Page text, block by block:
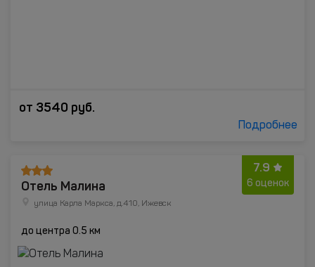
от 3540 руб.
Подробнее
7.9
6 оценок
Отель Малина
улица Карла Маркса, д.410, Ижевск
до центра 0.5 км